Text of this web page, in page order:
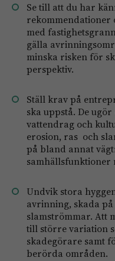
Se till att du har
rekommendationer
med
gälla
minska risken för
perspektiv.
Ställ krav på
ska uppstå. De
vattendrag och
erosion, ras och
på bland annat
samhällsfunktioner
Undvik stora
avrinning, skada
slamströmmar. Att
till större variation
skadegörare samt
berörda områden.